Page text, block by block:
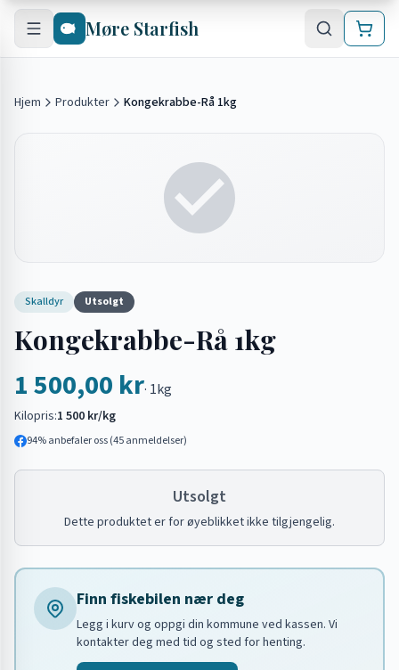
Hopp til hovedinnhold
Møre Starfish
Hjem Produkter Kongekrabbe-Rå 1kg
Skalldyr Utsolgt
Kongekrabbe-Rå 1kg
1 500,00 kr· 1kg
Kilopris:1 500 kr/kg
94% anbefaler oss (45anmeldelser)
Utsolgt
Dette produktet er for øyeblikket ikke tilgjengelig.
Finn fiskebilen nær deg
Legg i kurv og oppgi din kommune ved kassen. Vi
kontakter deg med tid og sted for henting.